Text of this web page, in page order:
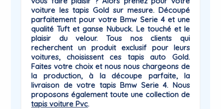
voiture les tapis Gold sur mesure. Découpé
parfaitement pour votre Bmw Serie 4 et une
qualité Tuft et ganse Nubuck. Le touché et le
plaisir duvelour. Tous nos clients qui
recherchent un produit exclusif pour leurs
voitures, choisissent ces tapis auto Gold.
Faites votre choix et nous nous chargeons de
la production, à la découpe parfaite, la
livraison de votre tapis Bmw Serie 4. Nous
proposons également toute une collection de
tapis voiture Pvc.